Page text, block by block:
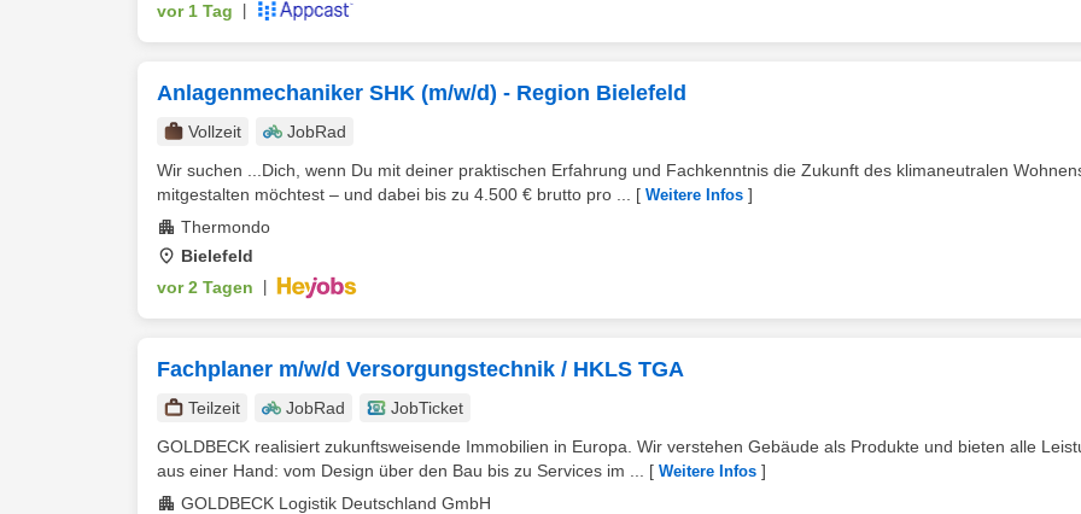
vor 1 Tag
Anlagenmechaniker SHK (m/w/d) - Region Bielefeld
Vollzeit
JobRad
Wir suchen ...Dich, wenn Du mit deiner praktischen Erfahrung und Fachkenntnis die Zukunft des klimaneutralen
mitgestalten möchtest – und dabei bis zu 4.500 € brutto pro ...
[ Weitere Infos ]
Thermondo
Bielefeld
vor 2 Tagen
Fachplaner m/w/d Versorgungstechnik / HKLS TGA
Teilzeit JobRad
JobTicket
GOLDBECK realisiert zukunftsweisende Immobilien in Europa. Wir verstehen Gebäude als Produkte und bieten alle
aus einer Hand: vom Design über den Bau bis zu Services im ...
[ Weitere Infos ]
GOLDBECK Logistik Deutschland GmbH